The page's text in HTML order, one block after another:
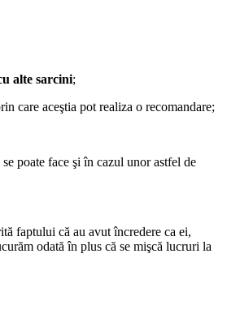
alte sarcini;
care aceştia pot realiza o recomandare;
poate face şi în cazul unor astfel de
faptului că au avut încredere ca ei,
odată în plus că se mişcă lucruri la